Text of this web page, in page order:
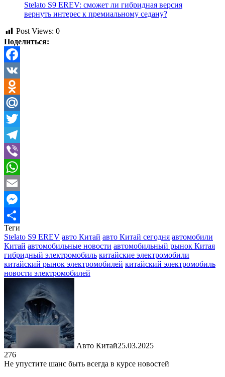
Stelato S9 EREV: сможет ли гибридная версия
вернуть интерес к премиальному седану?
Post Views: 0
Поделиться:
Facebook
VK
Odnoklassniki
Mail.Ru
Twitter
Telegram
Viber
WhatsApp
Email
Messenger
Отправить
Теги
Stelato S9 EREV авто Китай авто Китай сегодня автомобили
Китай автомобильные новости автомобильный рынок Китая
гибридный электромобиль китайские электромобили
китайский рынок электромобилей китайский электромобиль
новости электромобилей
Авто Китай25.03.2025
276
Не упустите шанс быть всегда в курсе новостей